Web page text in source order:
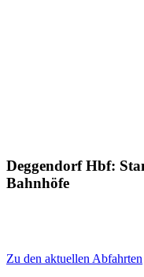
Deggendorf Hbf:
Bahnhöfe
Zu den aktuellen Abfahrten